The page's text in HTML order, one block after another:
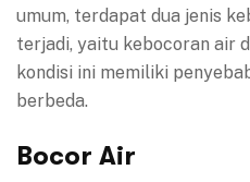
umum, terdapat dua jenis
terjadi, yaitu kebocoran air
kondisi ini memiliki
berbeda.
Bocor Air